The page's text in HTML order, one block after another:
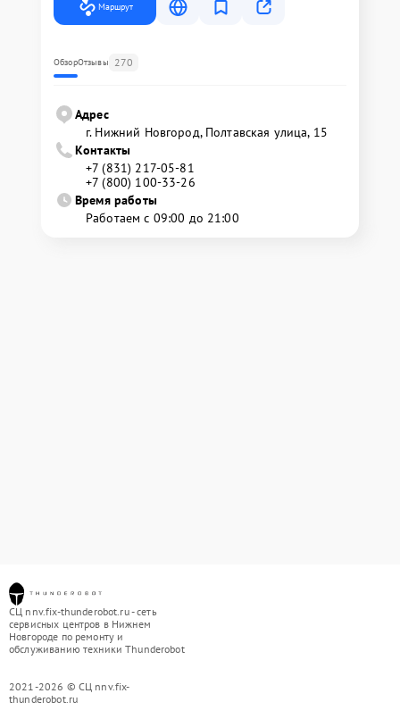
Маршрут
ОбзорОтзывы 270
Адрес
г. Нижний Новгород, Полтавская улица, 15
Контакты
+7 (831) 217-05-81
+7 (800) 100-33-26
Время работы
Работаем с 09:00 до 21:00
СЦ nnv.fix-thunderobot.ru - сеть
сервисных центров в Нижнем
Новгороде по ремонту и
обслуживанию техники Thunderobot
2021-2026 © СЦ nnv.fix-
thunderobot.ru